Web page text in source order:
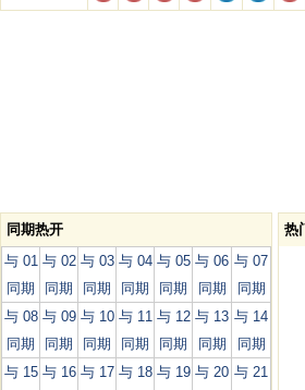
同期热开
与 01
同期
与 02
同期
与 03
同期
与 04
同期
与 05
同期
与 06
同期
与 07
同期
与 08
同期
与 09
同期
与 10
同期
与 11
同期
与 12
同期
与 13
同期
与 14
同期
与 15 与 16 与 17 与 18 与 19 与 20 与 21
热